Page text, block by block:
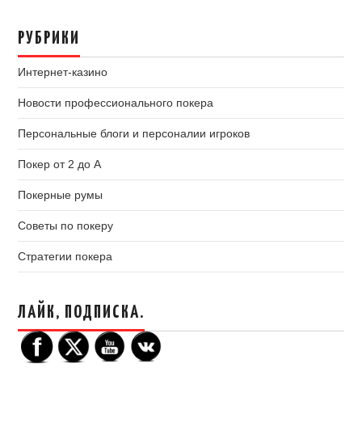
РУБРИКИ
Интернет-казино
Новости профессионального покера
Персональные блоги и персоналии игроков
Покер от 2 до А
Покерные румы
Советы по покеру
Стратегии покера
ЛАЙК, ПОДПИСКА.